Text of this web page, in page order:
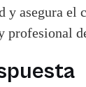
y asegura
profesional